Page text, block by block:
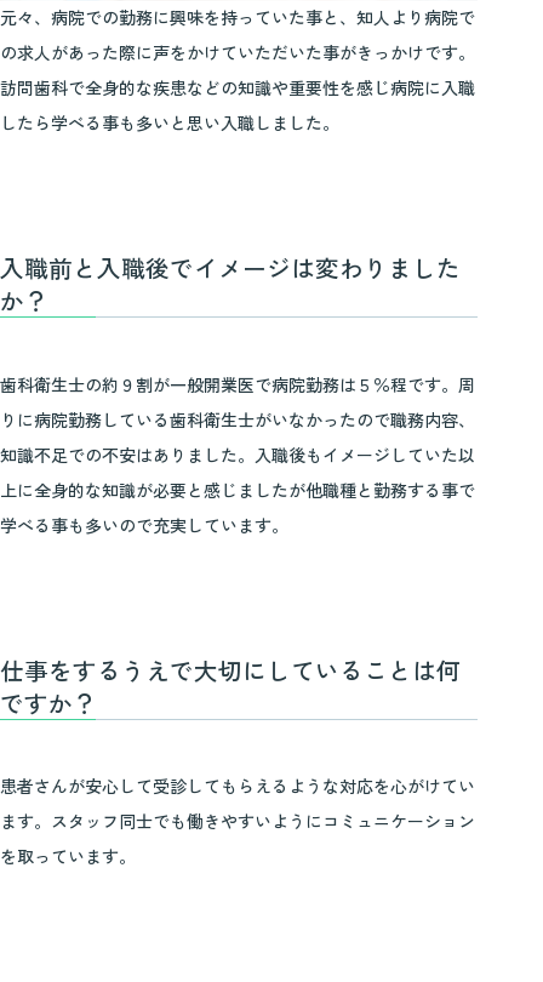
元々、病院での勤務に興味を持っていた事と、知人より病院で
の求人があった際に声をかけていただいた事がきっかけです。
訪問歯科で全身的な疾患などの知識や重要性を感じ病院に入職
したら学べる事も多いと思い入職しました。
入職前と入職後でイメージは変わりました
か？
歯科衛生士の約９割が一般開業医で病院勤務は５％程です。周
りに病院勤務している歯科衛生士がいなかったので職務内容、
知識不足での不安はありました。入職後もイメージしていた以
上に全身的な知識が必要と感じましたが他職種と勤務する事で
学べる事も多いので充実しています。
仕事をするうえで大切にしていることは何
ですか？
患者さんが安心して受診してもらえるような対応を心がけてい
ます。スタッフ同士でも働きやすいようにコミュニケーション
を取っています。